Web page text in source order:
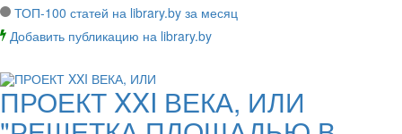
ТОП-100 статей на library.by за месяц
Добавить публикацию на library.by
ПРОЕКТ XXI ВЕКА, ИЛИ